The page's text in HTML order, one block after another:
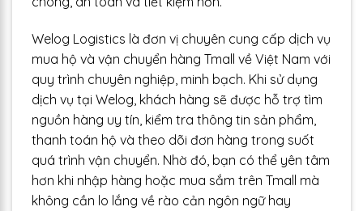
Welog Logistics là đơn vị chuyên cung cấp dịch vụ
mua hộ và vận chuyển hàng Tmall về Việt Nam với
quy trình chuyên nghiệp, minh bạch. Khi sử dụng
dịch vụ tại Welog, khách hàng sẽ được hỗ trợ tìm
nguồn hàng uy tín, kiểm tra thông tin sản phẩm,
thanh toán hộ và theo dõi đơn hàng trong suốt
quá trình vận chuyển. Nhờ đó, bạn có thể yên tâm
hơn khi nhập hàng hoặc mua sắm trên Tmall mà
không cần lo lắng về rào cản ngôn ngữ hay